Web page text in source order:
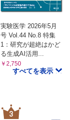
実験医学 2026年5月
号 Vol.44 No.8 特集
1：研究が超絶はかど
る生成AI活用...
￥2,750
すべてを表示
3